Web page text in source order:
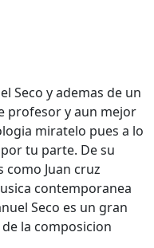
Seco y ademas de un
profesor y aun mejor
miratelo pues a lo
tu parte. De su
como Juan cruz
contemporanea
Seco es un gran
la composicion